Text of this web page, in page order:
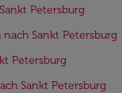
Petersburg
Sankt Petersburg
Petersburg
Sankt Petersburg